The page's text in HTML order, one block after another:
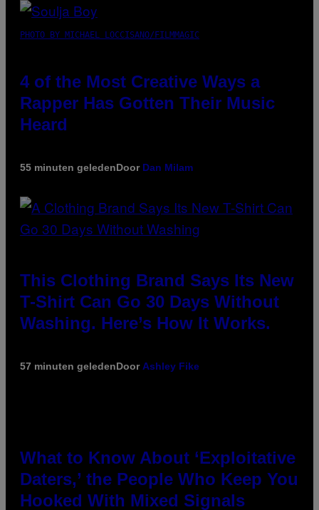
PHOTO BY MICHAEL LOCCISANO/FILMMAGIC
4 of the Most Creative Ways a
Rapper Has Gotten Their Music
Heard
55 minuten geledenDoor Dan Milam
This Clothing Brand Says Its New
T-Shirt Can Go 30 Days Without
Washing. Here’s How It Works.
57 minuten geledenDoor Ashley Fike
What to Know About ‘Exploitative
Daters,’ the People Who Keep You
Hooked With Mixed Signals